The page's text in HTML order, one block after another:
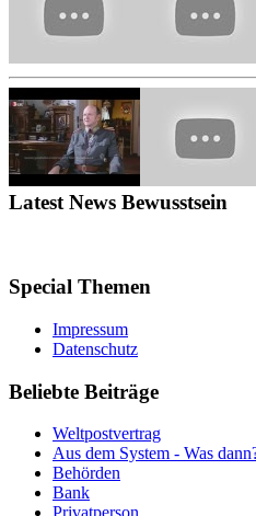
Latest News Bewusstsein
Special Themen
Impressum
Datenschutz
Beliebte Beiträge
Weltpostvertrag
Aus dem System - Was
Behörden
Bank